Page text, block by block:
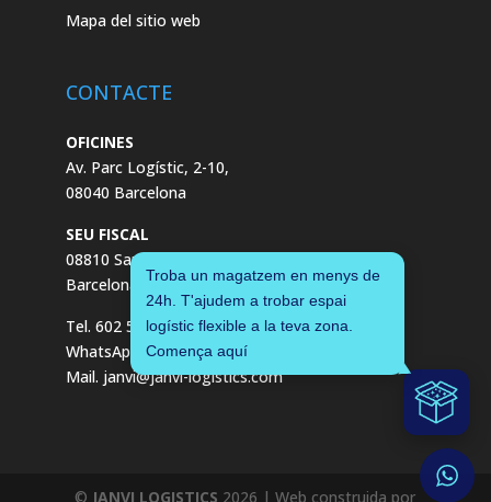
Mapa del sitio web
CONTACTE
OFICINES
Av. Parc Logístic, 2-10,
08040 Barcelona
SEU FISCAL
08810 Sant Pere de Ribes,
Barcelona
Tel. 602 55 04 00
WhatsApp. +34 602 55 04 00
Mail. janvi@janvi-logistics.com
© JANVI LOGISTICS 2026 | Web construida por
Troba un magatzem en menys de
24h. T'ajudem a trobar espai
logístic flexible a la teva zona.
Comença aquí